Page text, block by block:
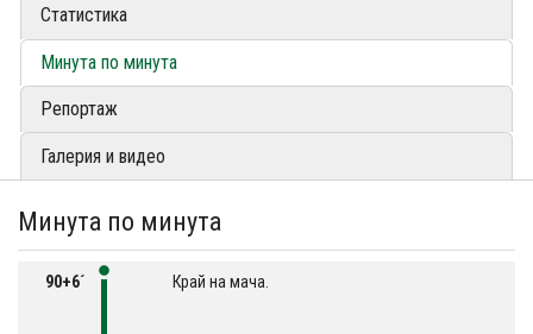
Статистика
Минута по минута
Репортаж
Галерия и видео
Минута по минута
90+6´ Край на мача.